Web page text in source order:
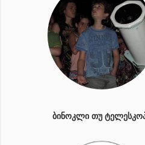
ᲑᲘᲜᲝᲙᲚᲘ ᲗᲣ